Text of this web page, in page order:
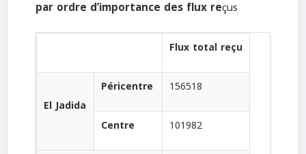
par ordre d’importance des flux reçus
Flux total reçu
El Jadida
Péricentre 156518
Centre 101982